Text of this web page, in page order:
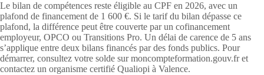
Le bilan de compétences reste éligible au CPF en 2026, avec un
plafond de financement de 1 600 €. Si le tarif du bilan dépasse ce
plafond, la différence peut être couverte par un cofinancement
employeur, OPCO ou Transitions Pro. Un délai de carence de 5 ans
s’applique entre deux bilans financés par des fonds publics. Pour
démarrer, consultez votre solde sur moncompteformation.gouv.fr et
contactez un organisme certifié Qualiopi à Valence.